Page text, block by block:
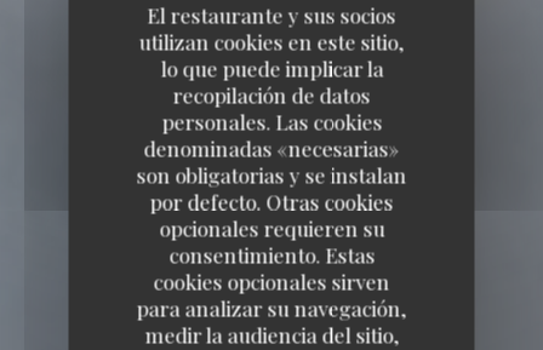
El restaurante y sus socios
utilizan cookies en este sitio,
lo que puede implicar la
recopilación de datos
personales. Las cookies
denominadas «necesarias»
son obligatorias y se instalan
por defecto. Otras cookies
opcionales requieren su
consentimiento. Estas
cookies opcionales sirven
para analizar su navegación,
medir la audiencia del sitio,